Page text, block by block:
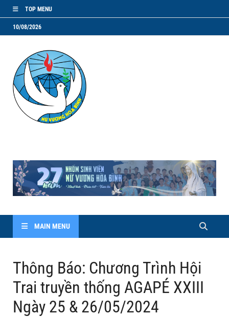
TOP MENU
10/08/2026
MAIN MENU
Thông Báo: Chương Trình Hội
Trai truyền thống AGAPÉ XXIII
Ngày 25 & 26/05/2024